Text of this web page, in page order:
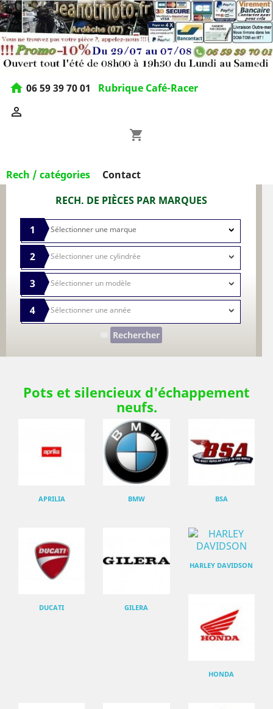
home 06 59 39 70 01 Rubrique Café-Racer

shopping_cart
Rech / catégories
Contact
RECH. DE PIÈCES PAR MARQUES
1
2
3
4
Rechercher
Pots et silencieux d'échappement
neufs.
APRILIA BMW BSA
DUCATI GILERA
HARLEY DAVIDSON
HONDA